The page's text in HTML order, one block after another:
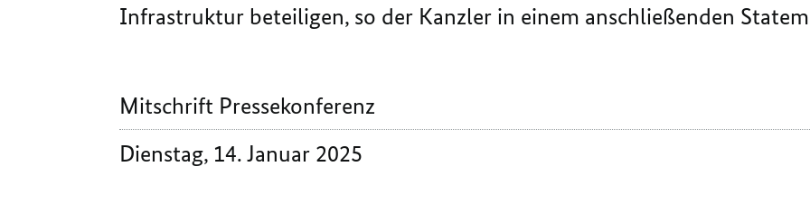
Infrastruktur beteiligen, so der Kanzler in einem anschließenden
Mitschrift Pressekonferenz
Dienstag, 14. Januar 2025